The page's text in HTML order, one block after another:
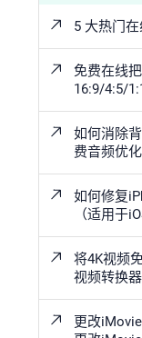
5 大热门
免费在线
16:9/4:5/
如何消除
费音频优
如何修复
（适用于
将4K视频
视频转换器
更改